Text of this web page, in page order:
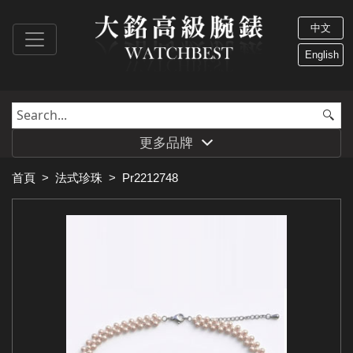
中文
English
更多品牌
首頁 > 法式珍珠 > Pr2212748